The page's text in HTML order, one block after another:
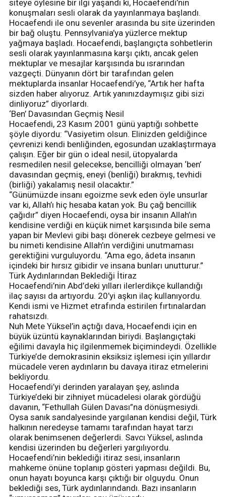
siteye öylesine bir ilgi yaşandı ki, Hocaefendi’nin
konuşmaları sesli olarak da yayınlanmaya başlandı.
Hocaefendi ile onu sevenler arasında bu site üzerinden
bir bağ oluştu. Pennsylvania’ya yüzlerce mektup
yağmaya başladı. Hocaefendi, başlangıçta sohbetlerin
sesli olarak yayınlanmasına karşı çıktı, ancak gelen
mektuplar ve mesajlar karşısında bu ısrarından
vazgeçti. Dünyanın dört bir tarafından gelen
mektuplarda insanlar Hocaefendi’ye, “Artık her hafta
sizden haber alıyoruz. Artık yanınızdaymışız gibi sizi
dinliyoruz” diyorlardı.
‘Ben’ Davasından Geçmiş Nesil
Hocaefendi, 23 Kasım 2001 günü yaptığı sohbette
şöyle diyordu: “Vasiyetim olsun. Elinizden geldiğince
çevrenizi kendi benliğinden, egosundan uzaklaştırmaya
çalışın. Eğer bir gün o ideal nesil, ütopyalarda
resmedilen nesil gelecekse, bencilliği olmayan ‘ben’
davasından geçmiş, eneyi (benliği) bırakmış, tevhidi
(birliği) yakalamış nesil olacaktır.”
“Günümüzde insanı egoizme sevk eden öyle unsurlar
var ki, Allah’ı hiç hesaba katan yok. Bu çağ bencillik
çağıdır” diyen Hocaefendi, oysa bir insanın Allah’ın
kendisine verdiği en küçük nimet karşısında bile sema
yapan bir Mevlevi gibi başı dönerek cezbeye gelmesi ve
bu nimeti kendisine Allah’ın verdiğini unutmaması
gerektiğini vurguluyordu. “Ama ego, âdeta insanın
içindeki bir hırsız gibidir ve insana bunları unutturur.”
Türk Aydınlarından Beklediği İtiraz
Hocaefendi’nin Abd’deki yılları ilerlerdikçe kullandığı
ilaç sayısı da artıyordu. 20’yi aşkın ilaç kullanıyordu.
Kendi ismi ve Hizmet etrafında estirilen fırtınalardan
rahatsızdı.
Nuh Mete Yüksel’in açtığı dava, Hocaefendi için en
büyük üzüntü kaynaklarından biriydi. Başlangıçtaki
eğilimi davayla hiç ilgilenmemek biçimindeydi. Özellikle
Türkiye’de demokrasinin eksiksiz işlemesi için yıllardır
mücadele veren aydınların bu davaya itiraz etmelerini
bekliyordu.
Hocaefendi’yi derinden yaralayan şey, aslında
Türkiye’deki bir zihniyet mücadelesi olarak gördüğü
davanın, “Fethullah Gülen Davası”na dönüşmesiydi.
Oysa sanık sandalyesinde yargılanan kendisi değil, Türk
halkının neredeyse tamamı tarafından hayat tarzı
olarak benimsenen değerlerdi. Savcı Yüksel, aslında
kendisi üzerinden bu değerleri yargılıyordu.
Hocaefendi’nin beklediği itiraz sesi, insanların
mahkeme önüne toplanıp gösteri yapması değildi. Bu,
onun hayatı boyunca karşı çıktığı bir olguydu. Onun
beklediği ses, Türk aydınlarındandı. Bazı insanların